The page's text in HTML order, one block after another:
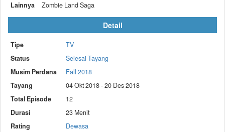
Lainnya
Zombie Land Saga
Detail
Tipe
TV
Status
Selesai Tayang
Musim Perdana
Fall 2018
Tayang
04 Okt 2018 - 20 Des 2018
Total Episode
12
Durasi
23 Menit
Rating
Dewasa